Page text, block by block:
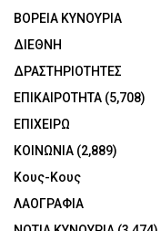
ΒΟΡΕΙΑ ΚΥΝΟΥΡΙΑ
ΔΙΕΘΝΗ
ΔΡΑΣΤΗΡΙΟΤΗΤΕΣ
ΕΠΙΚΑΙΡΟΤΗΤΑ (5,708)
ΕΠΙΧΕΙΡΩ
ΚΟΙΝΩΝΙΑ (2,889)
Κους-Κους
ΛΑΟΓΡΑΦΙΑ